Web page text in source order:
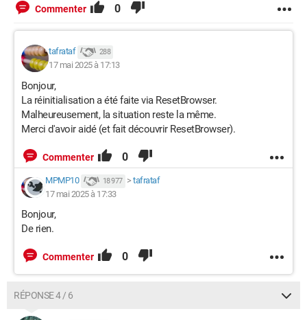
Commenter 0
tafrataf 288
17 mai 2025 à 17:13
Bonjour,
La réinitialisation a été faite via ResetBrowser.
Malheureusement, la situation reste la même.
Merci d'avoir aidé (et fait découvrir ResetBrowser).
Commenter 0
MPMP10 18 977 > tafrataf
17 mai 2025 à 17:33
Bonjour,
De rien.
Commenter 0
RÉPONSE 4 / 6